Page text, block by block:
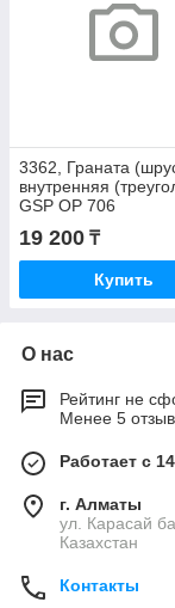
3362, Граната
внутренняя
GSP OP 706
19 200 ₸
Купить
О нас
Рейтинг не
Менее 5
Работает с
г. Алматы
ул. Карасай
Казахстан
Контакты